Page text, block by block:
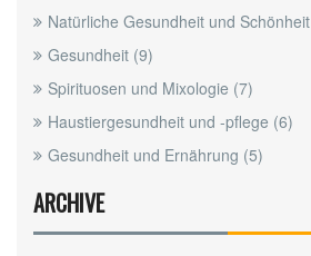
Natürliche Gesundheit und Schönheit
Gesundheit (9)
Spirituosen und Mixologie (7)
Haustiergesundheit und -pflege (6)
Gesundheit und Ernährung (5)
ARCHIVE